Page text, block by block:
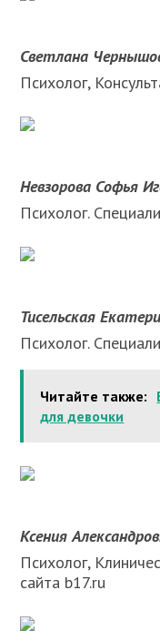
Светлана
Психолог,
Невзорова Софья
Психолог.
Тисельская
Психолог.
Читайте также:
для девочки
Ксения
Психолог,
сайта b17.ru